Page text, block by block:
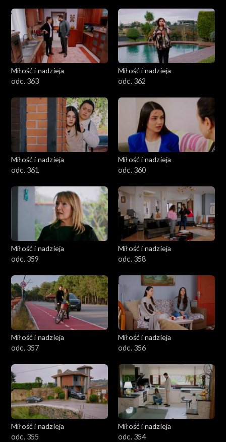
Miłość i nadzieja
odc. 363
Miłość i nadzieja
odc. 362
Miłość i nadzieja
odc. 361
Miłość i nadzieja
odc. 360
Miłość i nadzieja
odc. 359
Miłość i nadzieja
odc. 358
Miłość i nadzieja
odc. 357
Miłość i nadzieja
odc. 356
Miłość i nadzieja
odc. 355
Miłość i nadzieja
odc. 354